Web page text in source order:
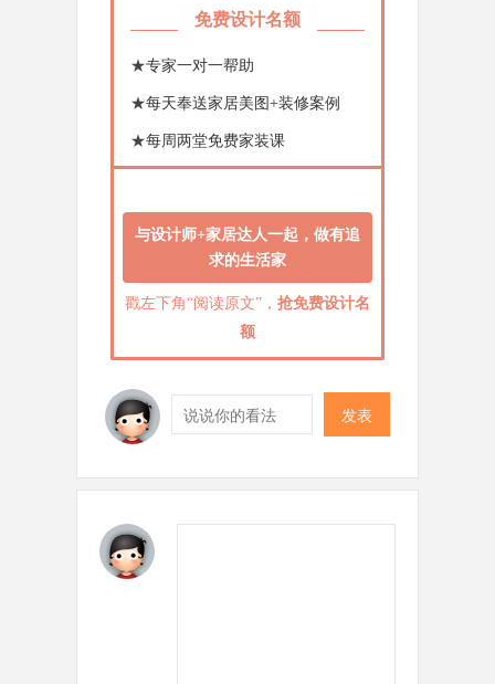
免费设计名额
★专家一对一帮助
★每天奉送家居美图+装修案例
★每周两堂免费家装课
与设计师+家居达人一起，做有追
求的生活家
戳左下角“阅读原文”， 抢免费设计名
额
发表